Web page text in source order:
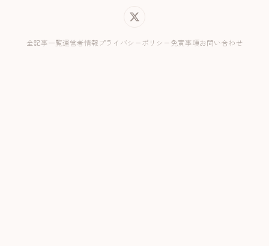
全記事一覧運営者情報 プライバシーポリシー免責事項お問い合わせ